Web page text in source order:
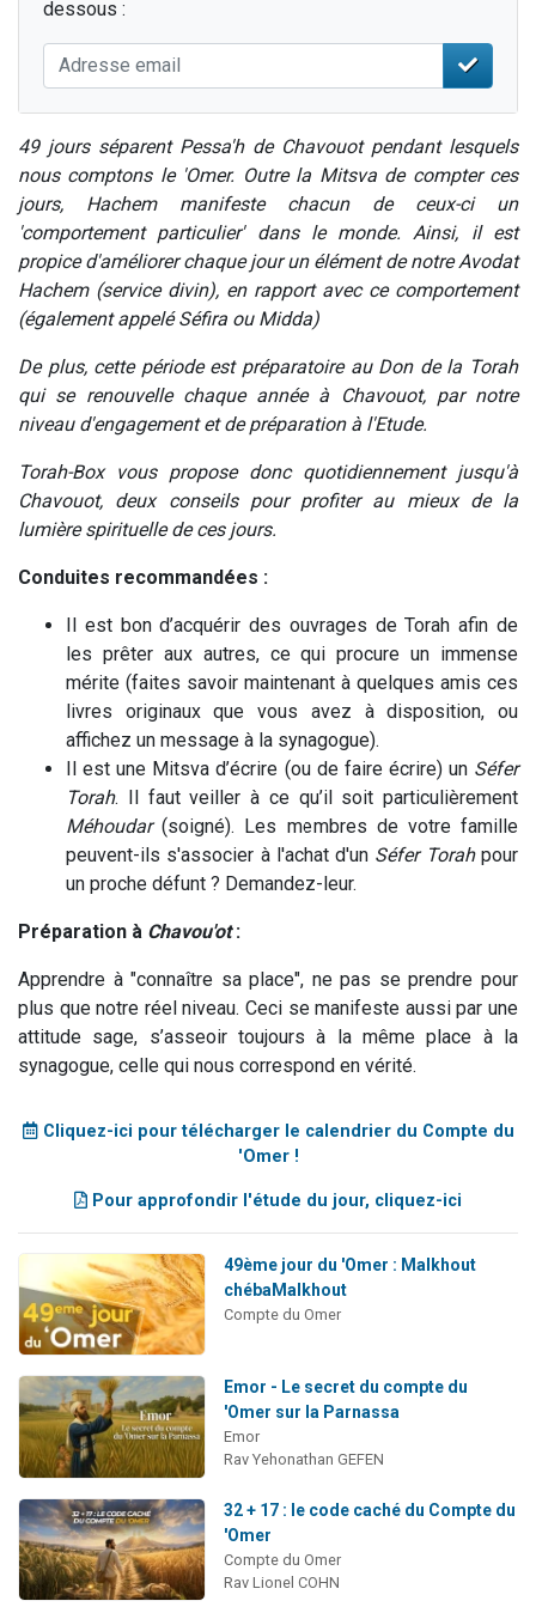
dessous :
49 jours séparent Pessa'h de Chavouot pendant lesquels
nous comptons le 'Omer. Outre la Mitsva de compter ces
jours, Hachem manifeste chacun de ceux-ci un
'comportement particulier' dans le monde. Ainsi, il est
propice d'améliorer chaque jour un élément de notre Avodat
Hachem (service divin), en rapport avec ce comportement
(également appelé Séfira ou Midda)
De plus, cette période est préparatoire au Don de la Torah
qui se renouvelle chaque année à Chavouot, par notre
niveau d'engagement et de préparation à l'Etude.
Torah-Box vous propose donc quotidiennement jusqu'à
Chavouot, deux conseils pour profiter au mieux de la
lumière spirituelle de ces jours.
Conduites recommandées :
Il est bon d’acquérir des ouvrages de Torah afin de
les prêter aux autres, ce qui procure un immense
mérite (faites savoir maintenant à quelques amis ces
livres originaux que vous avez à disposition, ou
affichez un message à la synagogue).
Il est une Mitsva d’écrire (ou de faire écrire) unSéfer
Torah. Il faut veiller à ce qu’il soit particulièrement
Méhoudar(soigné). Les membres de votre famille
peuvent-ils s'associer à l'achat d'un Séfer Torahpour
un proche défunt ? Demandez-leur.
Préparation à Chavou'ot:
Apprendre à "connaître sa place", ne pas se prendre pour
plus que notre réel niveau. Ceci se manifeste aussi par une
attitude sage, s’asseoir toujours à la même place à la
synagogue, celle qui nous correspond en vérité.
Cliquez-ici pour télécharger le calendrier du Compte du
'Omer !
Pour approfondir l'étude du jour, cliquez-ici
49ème jour du 'Omer : Malkhout
chébaMalkhout
Compte du Omer
Emor - Le secret du compte du
'Omer sur la Parnassa
Emor
Rav Yehonathan GEFEN
32 + 17 : le code caché du Compte du
'Omer
Compte du Omer
Rav Lionel COHN